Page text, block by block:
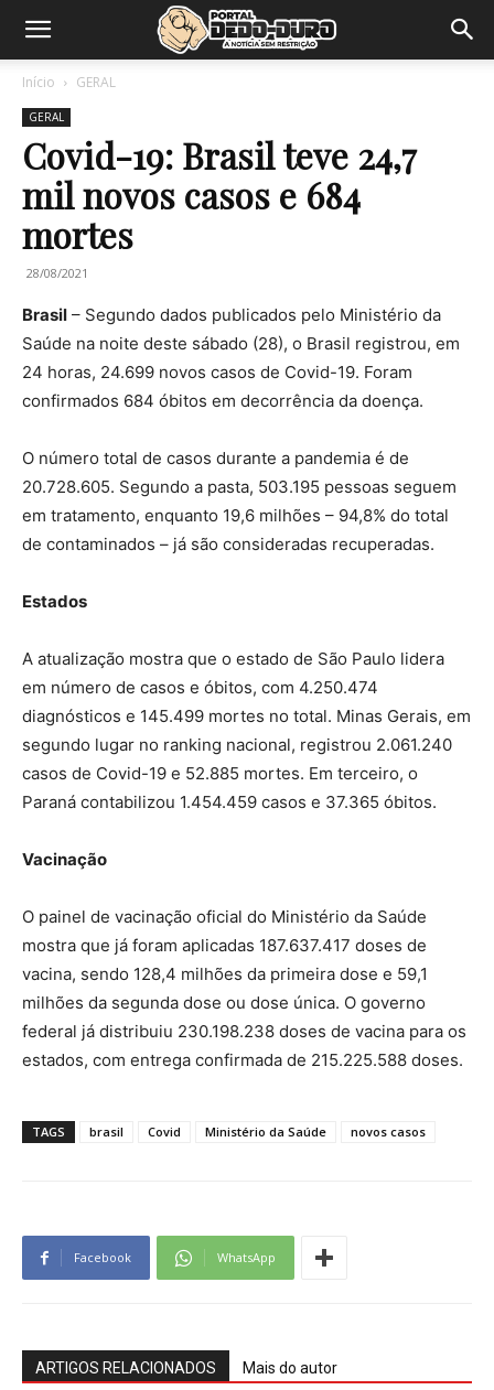
Início GERAL
GERAL
Covid-19: Brasil teve 24,7
mil novos casos e 684
mortes
28/08/2021
Brasil – Segundo dados publicados pelo Ministério da
Saúde na noite deste sábado (28), o Brasil registrou, em
24 horas, 24.699 novos casos de Covid-19. Foram
confirmados 684 óbitos em decorrência da doença.
O número total de casos durante a pandemia é de
20.728.605. Segundo a pasta, 503.195 pessoas seguem
em tratamento, enquanto 19,6 milhões – 94,8% do total
de contaminados – já são consideradas recuperadas.
Estados
A atualização mostra que o estado de São Paulo lidera
em número de casos e óbitos, com 4.250.474
diagnósticos e 145.499 mortes no total. Minas Gerais, em
segundo lugar no ranking nacional, registrou 2.061.240
casos de Covid-19 e 52.885 mortes. Em terceiro, o
Paraná contabilizou 1.454.459 casos e 37.365 óbitos.
Vacinação
O painel de vacinação oficial do Ministério da Saúde
mostra que já foram aplicadas 187.637.417 doses de
vacina, sendo 128,4 milhões da primeira dose e 59,1
milhões da segunda dose ou dose única. O governo
federal já distribuiu 230.198.238 doses de vacina para os
estados, com entrega confirmada de 215.225.588 doses.
TAGS brasil Covid Ministério da Saúde novos casos
Facebook WhatsApp
ARTIGOS RELACIONADOS Mais do autor